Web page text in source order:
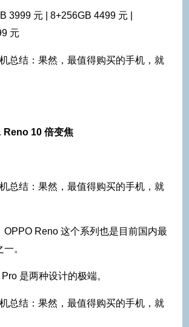
3999 元 | 8+256GB 4499 元 |
元
Reno 10 倍变焦
OPPO Reno 这个系列也是目前国内最
。
是两种设计的极端。